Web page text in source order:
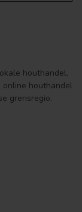
houthandel.
online houthandel
grensregio.